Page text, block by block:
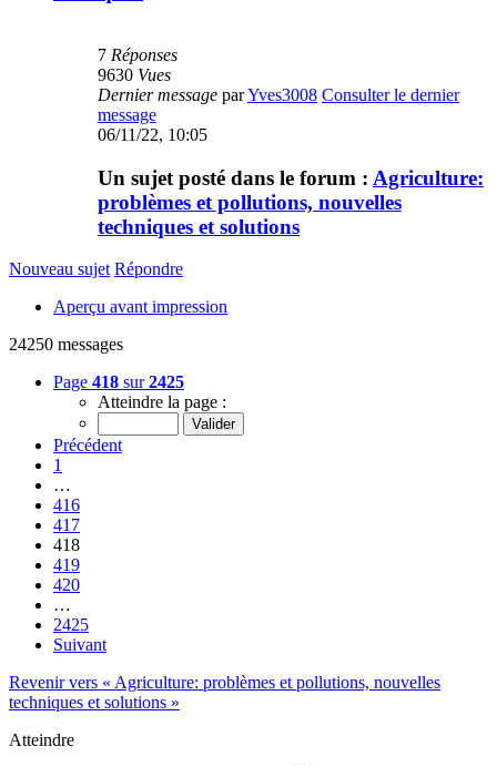
7 Réponses
9630 Vues
Dernier message parYves3008 Consulter le dernier
message
06/11/22, 10:05
Un sujet posté dans le forum : Agriculture:
problèmes et pollutions, nouvelles
techniques et solutions
Nouveau sujet Répondre
Aperçu avant impression
24250 messages
Page 418 sur2425
Atteindre la page :
Précédent
1
…
416
417
418
419
420
…
2425
Suivant
Revenir vers « Agriculture: problèmes et pollutions, nouvelles
techniques et solutions »
Atteindre